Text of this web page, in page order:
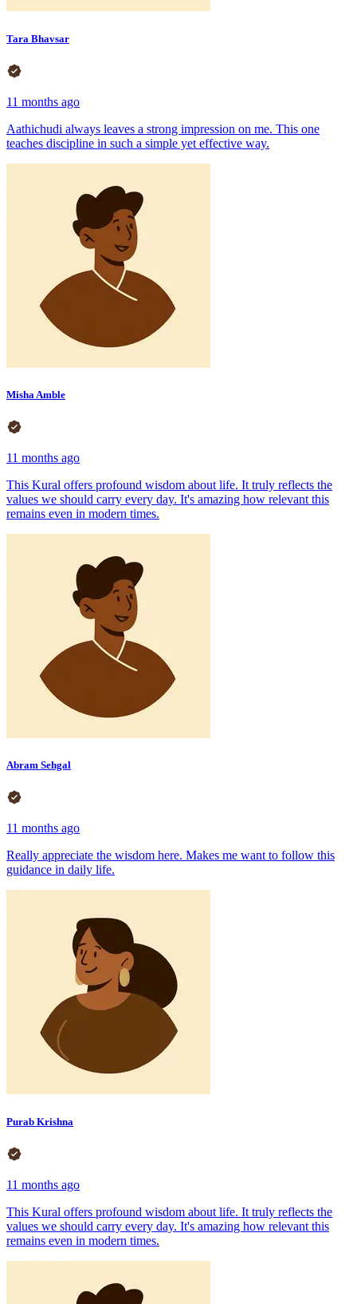
Tara Bhavsar
11 months ago
Aathichudi always leaves a strong impression on me. This one
teaches discipline in such a simple yet effective way.
Misha Amble
11 months ago
This Kural offers profound wisdom about life. It truly reflects the
values we should carry every day. It's amazing how relevant this
remains even in modern times.
Abram Sehgal
11 months ago
Really appreciate the wisdom here. Makes me want to follow this
guidance in daily life.
Purab Krishna
11 months ago
This Kural offers profound wisdom about life. It truly reflects the
values we should carry every day. It's amazing how relevant this
remains even in modern times.